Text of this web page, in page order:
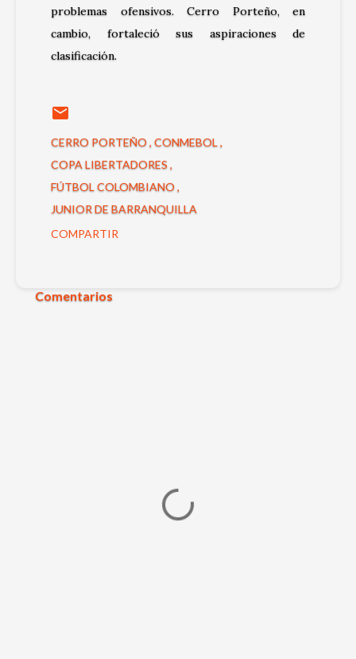
problemas ofensivos. Cerro Porteño, en
cambio, fortaleció sus aspiraciones de
clasificación.
CERRO PORTEÑO CONMEBOL
COPA LIBERTADORES
FÚTBOL COLOMBIANO
JUNIOR DE BARRANQUILLA
COMPARTIR
Comentarios